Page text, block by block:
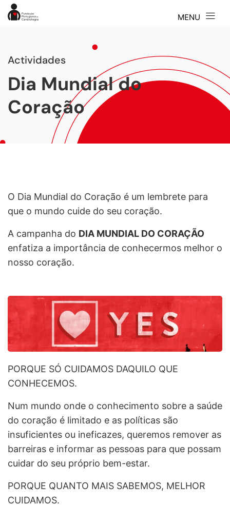
Actividades
Dia Mundial do
Coração
O Dia Mundial do Coração é um lembrete para
que o mundo cuide do seu coração.
A campanha do DIA MUNDIAL DO CORAÇÃO
enfatiza a importância de conhecermos melhor o
nosso coração.
PORQUE SÓ CUIDAMOS DAQUILO QUE
CONHECEMOS.
Num mundo onde o conhecimento sobre a saúde
do coração é limitado e as políticas são
insuficientes ou ineficazes, queremos remover as
barreiras e informar as pessoas para que possam
cuidar do seu próprio bem-estar.
PORQUE QUANTO MAIS SABEMOS, MELHOR
CUIDAMOS.